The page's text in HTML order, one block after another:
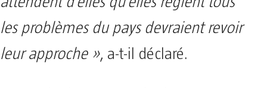
les problèmes du pays devraient revoir
leur approche », a-t-il déclaré.